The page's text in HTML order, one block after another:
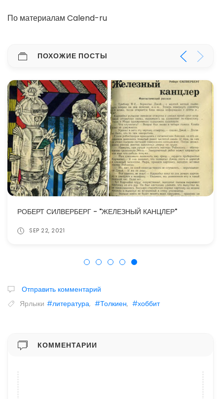
По материалам Calend-ru
ПОХОЖИЕ ПОСТЫ
РОБЕРТ СИЛВЕРБЕРГ - "ЖЕЛЕЗНЫЙ КАНЦЛЕР"
SEP 22, 2021
Отправить комментарий
Ярлыки #литература, #Толкиен, #хоббит
КОММЕНТАРИИ